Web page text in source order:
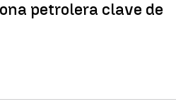
petrolera clave de